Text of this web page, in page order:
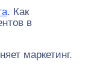
. Как
в
маркетинг.